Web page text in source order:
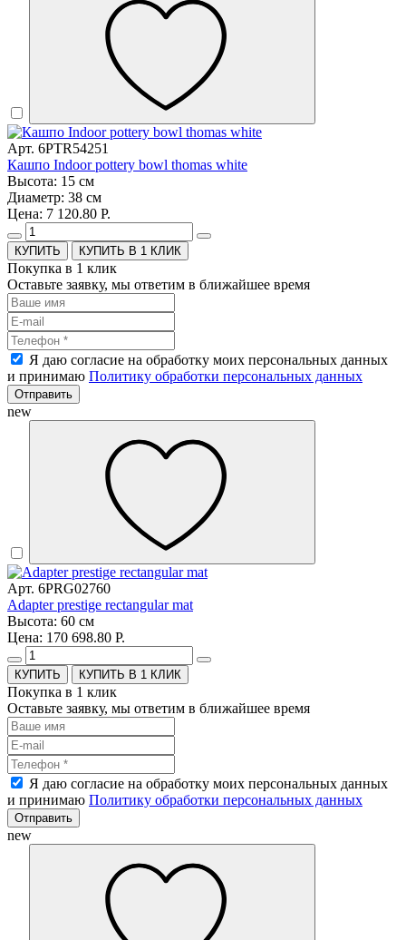
Арт. 6PTR54251
Кашпо Indoor pottery bowl thomas white
Высота: 15 см
Диаметр: 38 см
Цена: 7 120.80 Р.
КУПИТЬ В 1 КЛИК
Покупка в 1 клик
Оставьте заявку, мы ответим в ближайшее время
Я даю согласие на обработку моих персональных данных
и принимаю Политику обработки персональных данных
Отправить
new
Арт. 6PRG02760
Adapter prestige rectangular mat
Высота: 60 см
Цена: 170 698.80 Р.
КУПИТЬ В 1 КЛИК
Покупка в 1 клик
Оставьте заявку, мы ответим в ближайшее время
Я даю согласие на обработку моих персональных данных
и принимаю Политику обработки персональных данных
Отправить
new